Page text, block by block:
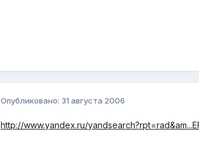
Опубликовано: 31 августа 2006
http://www.yandex.ru/